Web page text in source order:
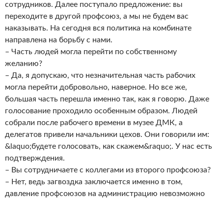
сотрудников. Далее поступало предложение: вы
переходите в другой профсоюз, а мы не будем вас
наказывать. На сегодня вся политика на комбинате
направлена на борьбу с нами.
– Часть людей могла перейти по собственному
желанию?
– Да, я допускаю, что незначительная часть рабочих
могла перейти добровольно, наверное. Но все же,
большая часть перешла именно так, как я говорю. Даже
голосование проходило особенным образом. Людей
собрали после рабочего времени в музее ДМК, а
делегатов привели начальники цехов. Они говорили им:
&laquo;будете голосовать, как скажем&raquo;. У нас есть
подтверждения.
– Вы сотрудничаете с коллегами из второго профсоюза?
– Нет, ведь загвоздка заключается именно в том,
давление профсоюзов на администрацию невозможно